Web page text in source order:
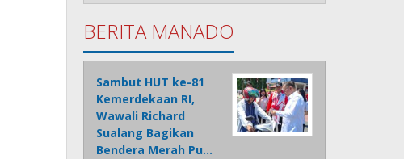
BERITA MANADO
Sambut HUT ke-81
Kemerdekaan RI,
Wawali Richard
Sualang Bagikan
Bendera Merah Pu…